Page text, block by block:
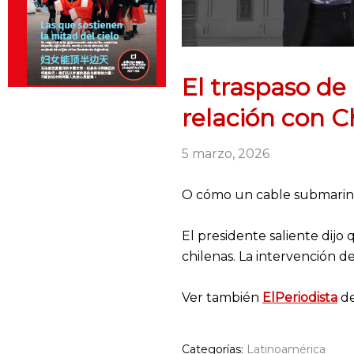
El traspaso
relación con
5 marzo, 2026
O cómo un cable
El presidente saliente dijo
chilenas. La intervención
Ver también ElPeriodista
Categorías: Latinoamérica